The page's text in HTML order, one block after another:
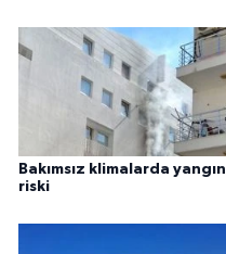
Bakımsız klimalarda yangın
riski